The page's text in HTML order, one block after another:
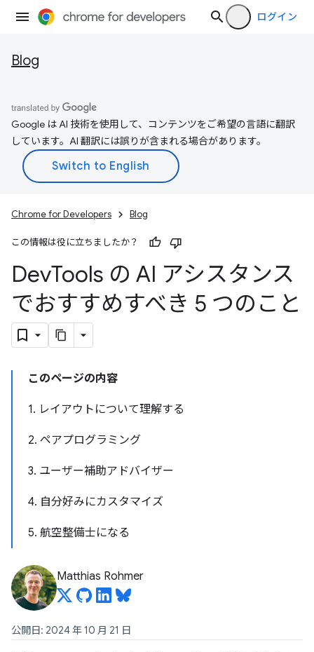
ログイン
Blog
Google は AI 技術を使用して、コンテンツをご希望の言語に翻訳
しています。AI 翻訳には誤りが含まれる場合があります。
Chrome for Developers Blog
この情報は役に立ちましたか？
DevTools の AI アシスタンス
でおすすめすべき 5 つのこと
このページの内容
1. レイアウトについて理解する
2. ペアプログラミング
3. ユーザー補助アドバイザー
4. 自分好みにカスタマイズ
5. 航空整備士になる
Matthias Rohmer
公開日: 2024 年 10 月 21 日